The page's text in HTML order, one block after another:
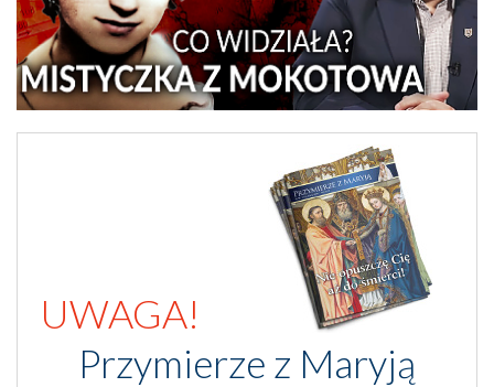
UWAGA!
Przymierze z Maryją